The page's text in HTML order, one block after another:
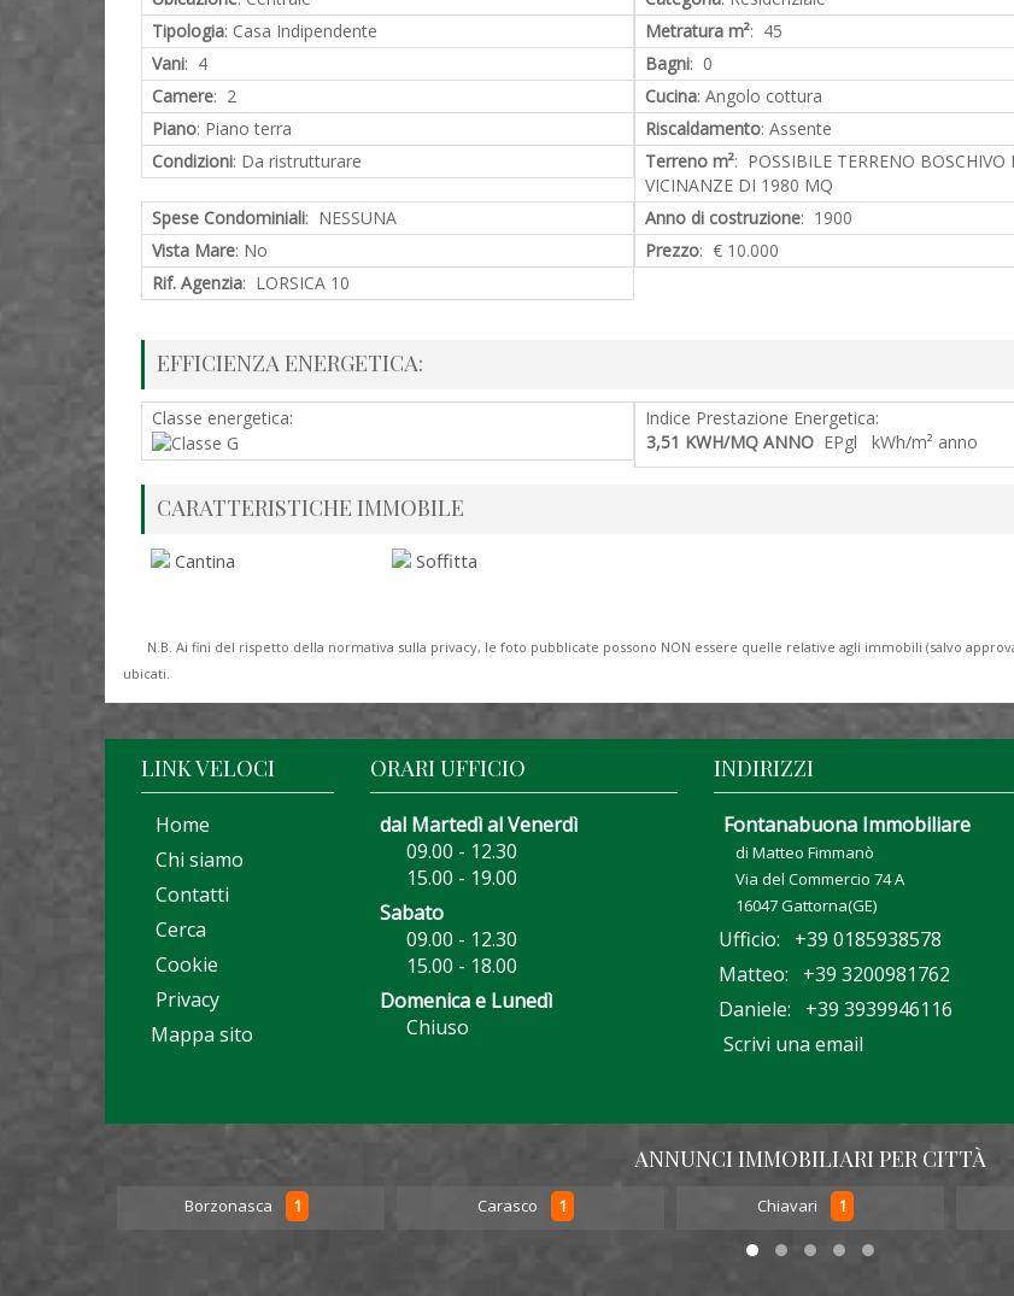
Tipologia: Casa Indipendente Metratura m²: 45
Vani: 4 Bagni: 0
Camere: 2 Cucina: Angolo cottura
Piano: Piano terra Riscaldamento: Assente
Condizioni: Da ristrutturare Terreno m²: POSSIBILE TERRENO BOSCHIVO
VICINANZE DI 1980 MQ
Spese Condominiali: NESSUNA Anno di costruzione: 1900
Vista Mare: No Prezzo: € 10.000
Rif. Agenzia: LORSICA 10
EFFICIENZA ENERGETICA:
Classe energetica:
Indice Prestazione Energetica:
3,51 KWH/MQ ANNOEPgl kWh/m² anno
CARATTERISTICHE IMMOBILE
Cantina Soffitta
N.B. Ai fini del rispetto della normativa sulla privacy, le foto pubblicate possono NON essere quelle relative agli immobili (salvo
ubicati.
LINK VELOCI
Home
Chi siamo
Contatti
Cerca
Cookie
Privacy
Mappa sito
ORARI UFFICIO
dal Martedì al Venerdì
09.00 - 12.30
15.00 - 19.00
Sabato
09.00 - 12.30
15.00 - 18.00
Domenica e Lunedì
Chiuso
INDIRIZZI
Fontanabuona Immobiliare
di Matteo Fimmanò
Via del Commercio 74 A
16047 Gattorna(GE)
Ufficio: +39 0185938578
Matteo: +39 3200981762
Daniele: +39 3939946116
Scrivi una email
ANNUNCI IMMOBILIARI PER CITTÀ
Borzonasca 1 Carasco 1 Chiavari 1